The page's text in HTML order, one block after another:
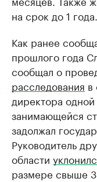
на срок до 1 года.
Как ранее
прошлого года
сообщал о
расследования в
директора
занимающейся
задолжал
Руководитель
области
размере свыше